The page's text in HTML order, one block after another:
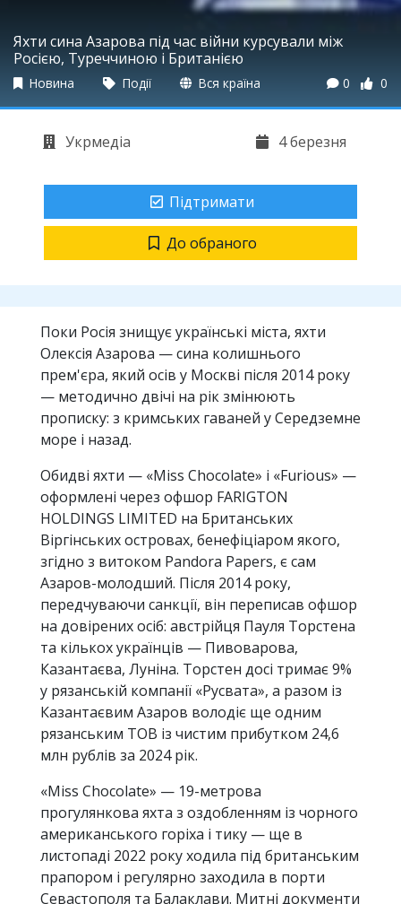
Яхти сина Азарова під час війни курсували між
Росією, Туреччиною і Британією
Новина Події Вся країна 0 0
Укрмедіа 4 березня
Підтримати
До обраного
Поки Росія знищує українські міста, яхти
Олексія Азарова — сина колишнього
прем'єра, який осів у Москві після 2014 року
— методично двічі на рік змінюють
прописку: з кримських гаваней у Середземне
море і назад.
Обидві яхти — «Miss Chocolate» і «Furious» —
оформлені через офшор FARIGTON
HOLDINGS LIMITED на Британських
Віргінських островах, бенефіціаром якого,
згідно з витоком Pandora Papers, є сам
Азаров-молодший. Після 2014 року,
передчуваючи санкції, він переписав офшор
на довірених осіб: австрійця Пауля Торстена
та кількох українців — Пивоварова,
Казантаєва, Луніна. Торстен досі тримає 9%
у рязанській компанії «Русвата», а разом із
Казантаєвим Азаров володіє ще одним
рязанським ТОВ із чистим прибутком 24,6
млн рублів за 2024 рік.
«Miss Chocolate» — 19-метрова
прогулянкова яхта з оздобленням із чорного
американського горіха і тику — ще в
листопаді 2022 року ходила під британським
прапором і регулярно заходила в порти
Севастополя та Балаклави. Митні документи